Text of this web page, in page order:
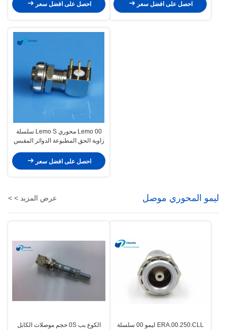
احصل على افضل سعر
احصل على افضل سعر
Lemo 00 محوري Lemo S سلسلة
زاوية الحق المطبوعة الدوائر المقبس
احصل على افضل سعر
ليمو المحوري موصل عرض المزيد > >
ERA.00.250.CLL ليمو 00 سلسلة
الكوع بب 0S حجم موصلات الكابل